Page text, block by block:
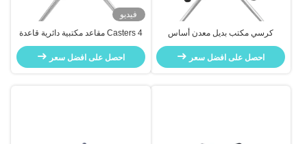
كرسي مكتب بديل معدن أساس
البوليس سبيكة الألومنيوم مع كراستر
احصل على افضل سعر
فيديو
4 Casters مقاعد مكتبية دائرية قاعدة
استبدال القيود الثقيلة مع العجلات
احصل على افضل سعر